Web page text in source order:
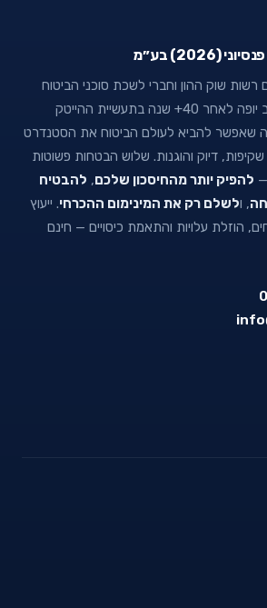
(2026) בע״מ
שוק ההון וחברי לשכת סוכני הביטוח
בישראל. נוסדה ע״י זאב יופה לאחר 40+ שנה בתעשיית ההייטק
שאפשר להביא לעולם הביטוח את הסטנדרט
דיוק והוגנות. שלוש הבטחות פשוטות
להפיק יותר מהחיסכון שלכם, להבטיח
, ולשלם רק את המינימום ההכרחי. ייעוץ
הוזלת עלויות והתאמת כיסויים — חינם